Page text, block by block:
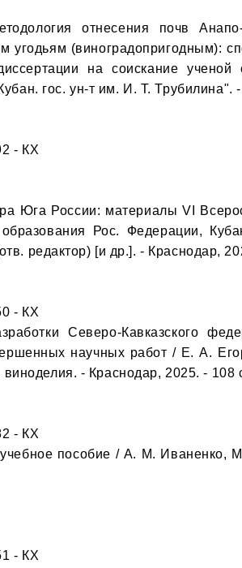
отнесения почв
угодьям (виноградопригодным):
на соискание
гос. ун-т им. И. Т. Трубилина". -
- КХ
Юга России: материалы VI
Рос. Федерации,
редактор) [и др.]. - Краснодар,
- КХ
Северо-Кавказского
научных работ / Е. А.
- Краснодар, 2025. - 108
- КХ
пособие / А. М. Иваненко,
- КХ